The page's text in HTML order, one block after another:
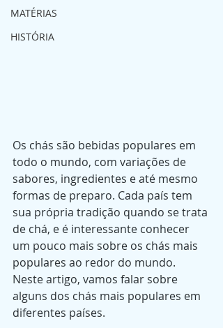
MATÉRIAS
HISTÓRIA
Os chás são bebidas populares em
todo o mundo, com variações de
sabores, ingredientes e até mesmo
formas de preparo. Cada país tem
sua própria tradição quando se trata
de chá, e é interessante conhecer
um pouco mais sobre os chás mais
populares ao redor do mundo.
Neste artigo, vamos falar sobre
alguns dos chás mais populares em
diferentes países.